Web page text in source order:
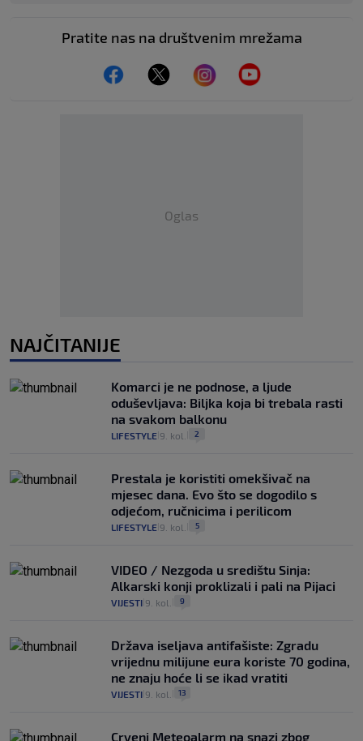
Pratite nas na društvenim mrežama
Oglas
NAJČITANIJE
Komarci je ne podnose, a ljude
oduševljava: Biljka koja bi trebala rasti
na svakom balkonu
LIFESTYLE 9. kol. 2
Prestala je koristiti omekšivač na
mjesec dana. Evo što se dogodilo s
odjećom, ručnicima i perilicom
LIFESTYLE 9. kol. 5
VIDEO / Nezgoda u središtu Sinja:
Alkarski konji proklizali i pali na Pijaci
VIJESTI 9. kol. 9
Država iseljava antifašiste: Zgradu
vrijednu milijune eura koriste 70 godina,
ne znaju hoće li se ikad vratiti
VIJESTI 9. kol. 13
Crveni Meteoalarm na snazi zbog